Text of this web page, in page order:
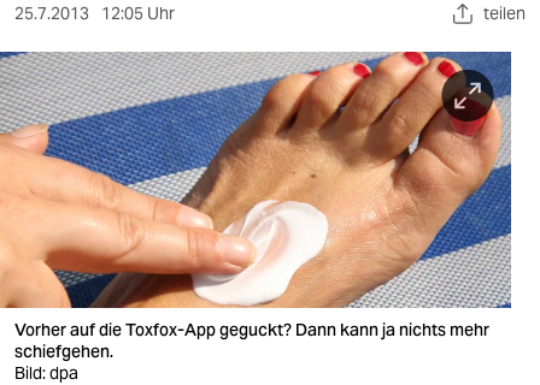
sport
berlin
nord
wahrheit
verlag
verlag
25.7.2013 12:05 Uhr teilen
Vorher auf die Toxfox-App geguckt? Dann kann ja nichts mehr
schiefgehen.
Bild: dpa